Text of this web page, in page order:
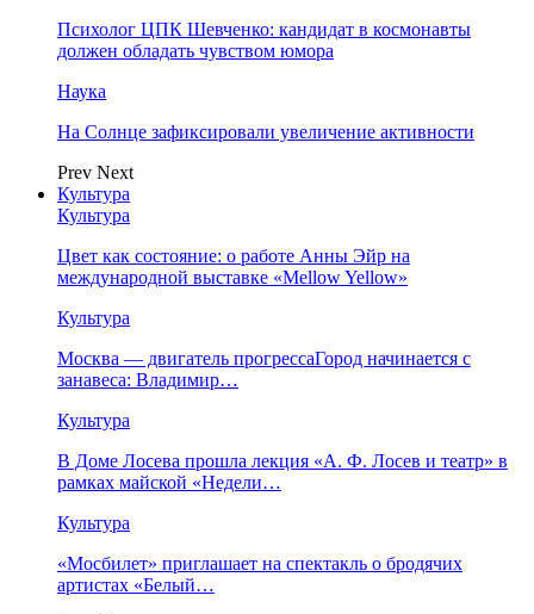
Психолог ЦПК Шевченко: кандидат в космонавты
должен обладать чувством юмора
Наука
На Солнце зафиксировали увеличение активности
Prev Next
Культура
Культура
Цвет как состояние: о работе Анны Эйр на
международной выставке «Mellow Yellow»
Культура
Москва — двигатель прогрессаГород начинается с
занавеса: Владимир…
Культура
В Доме Лосева прошла лекция «А. Ф. Лосев и театр» в
рамках майской «Недели…
Культура
«Мосбилет» приглашает на спектакль о бродячих
артистах «Белый…